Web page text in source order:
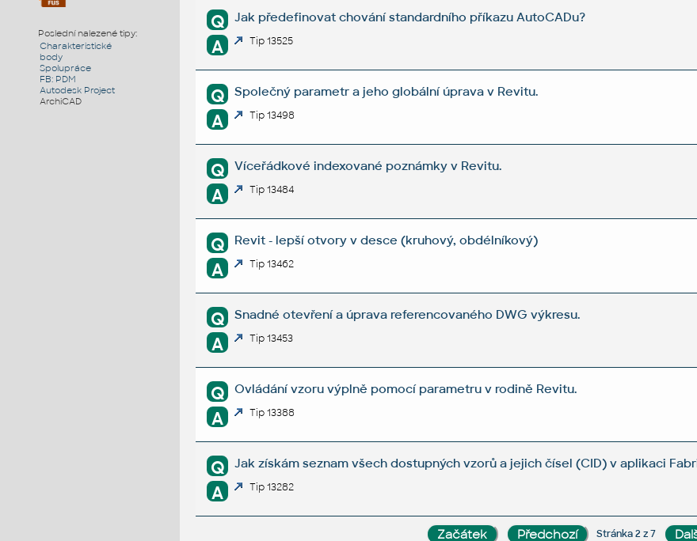
Poslední nalezené tipy:
Charakteristické
body
Spolupráce
FB: PDM
Autodesk Project
ArchiCAD
Q Jak předefinovat chování standardního příkazu AutoCADu?
A Tip 13525
Q Společný parametr a jeho globální úprava v Revitu.
A Tip 13498
Q Víceřádkové indexované poznámky v Revitu.
A Tip 13484
Q Revit - lepší otvory v desce (kruhový, obdélníkový)
A Tip 13462
Q Snadné otevření a úprava referencovaného DWG výkresu.
A Tip 13453
Q Ovládání vzoru výplně pomocí parametru v rodině Revitu.
A Tip 13388
Q Jak získám seznam všech dostupných vzorů a jejich čísel (CID) v aplikaci
A Tip 13282
Stránka 2 z 7